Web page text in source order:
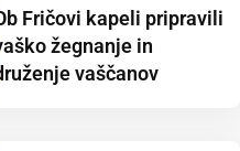
Fričovi kapeli pripravili
žegnanje in
vaščanov